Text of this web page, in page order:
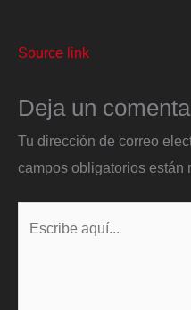
Source link
Deja un
Tu dirección de correo
campos obligatorios están